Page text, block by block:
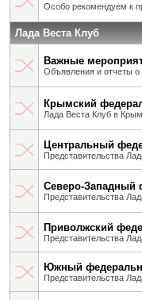
Особо рекомендуем к
Лада Веста Клуб
Важные
Объявления и отчеты о
Крымский
Лада Веста Клуб в
Центральный
Представительства
Северо-Западный
Представительства
Приволжский
Представительства
Южный
Представительства